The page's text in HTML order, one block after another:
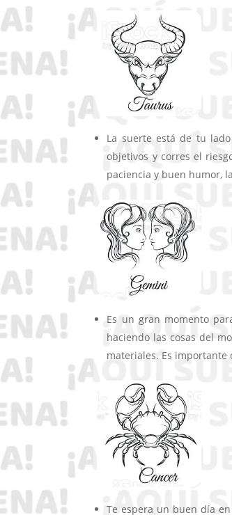
La suerte está de tu
objetivos y corres el
paciencia y buen humor,
Es un gran momento
haciendo las cosas del
materiales. Es importante
Te espera un buen día